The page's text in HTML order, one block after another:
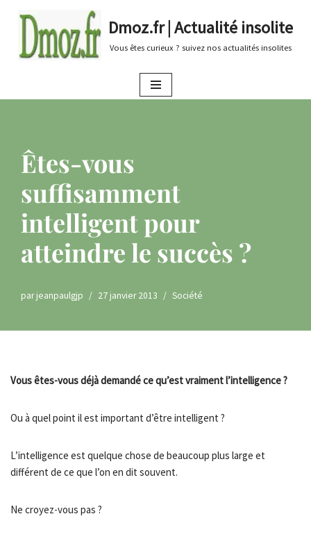
au
Dmoz.fr | Actualité insolite
Vous êtes curieux ? suivez nos actualités insolites
Êtes-vous
suffisamment
intelligent pour
atteindre le succès ?
parjeanpaulgjp 27 janvier 2013 Société
Vous êtes-vous déjà demandé ce qu’est vraiment l’intelligence ?
Ou à quel point il est important d’être intelligent ?
L’intelligence est quelque chose de beaucoup plus large et
différent de ce que l’on en dit souvent.
Ne croyez-vous pas ?